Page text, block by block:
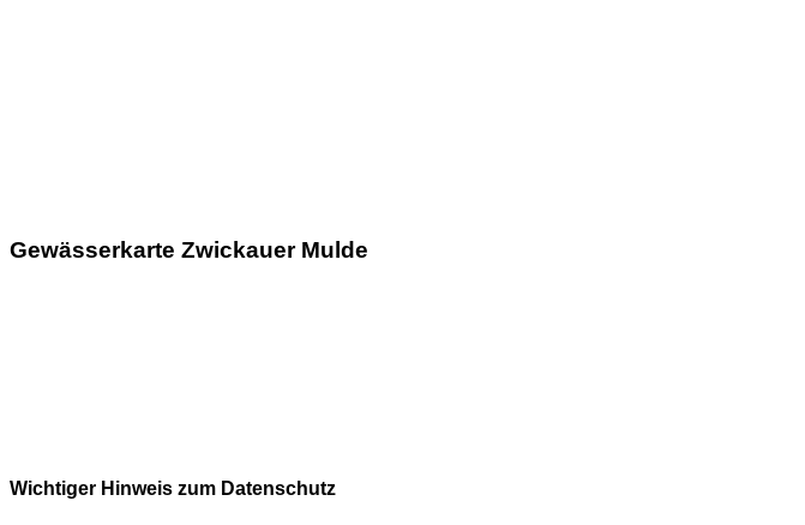
Gewässerkarte Zwickauer Mulde
Wichtiger Hinweis zum Datenschutz